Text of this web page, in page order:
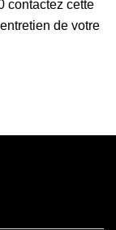
contactez cette
de votre